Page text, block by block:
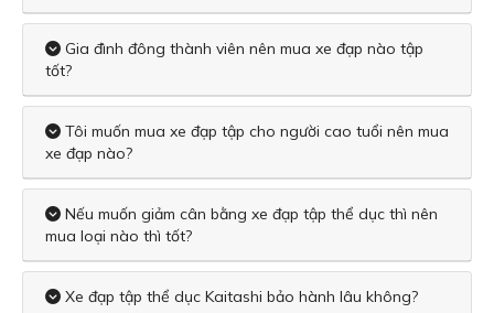
Gia đình đông thành viên nên mua xe đạp nào tập
tốt?
Tôi muốn mua xe đạp tập cho người cao tuổi nên mua
xe đạp nào?
Nếu muốn giảm cân bằng xe đạp tập thể dục thì nên
mua loại nào thì tốt?
Xe đạp tập thể dục Kaitashi bảo hành lâu không?